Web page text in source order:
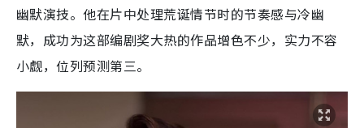
幽默演技。他在片中处理荒诞情节时的节奏感与冷幽
默，成功为这部编剧奖大热的作品增色不少，实力不容
小觑，位列预测第三。